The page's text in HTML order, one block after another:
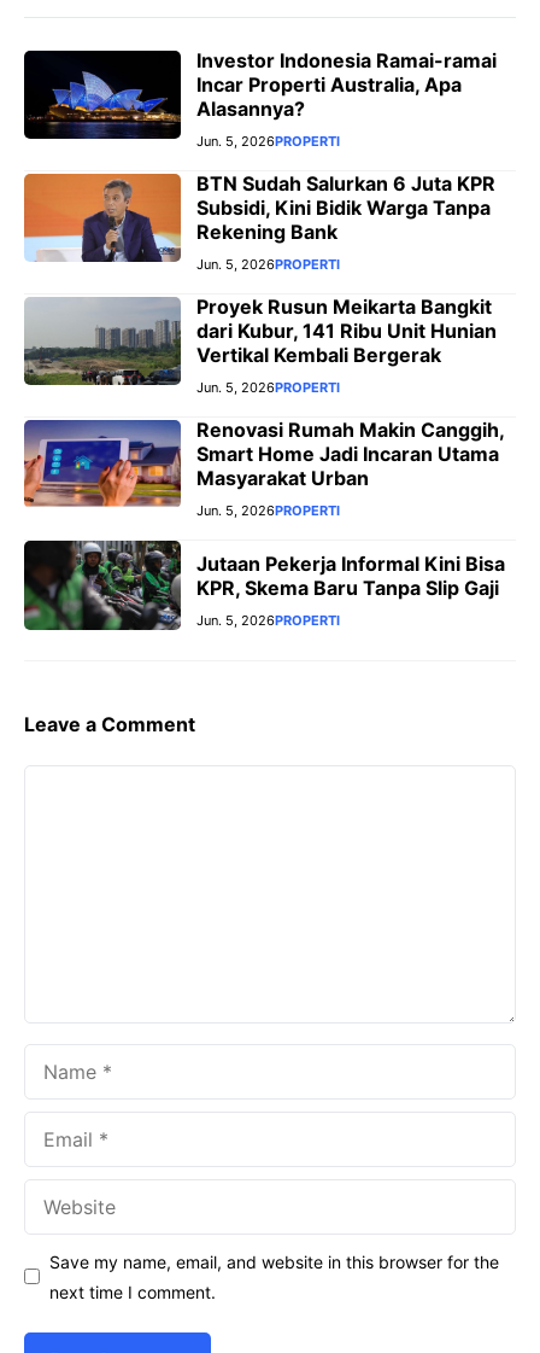
Investor Indonesia Ramai-ramai
Incar Properti Australia, Apa
Alasannya?
Jun. 5, 2026PROPERTI
BTN Sudah Salurkan 6 Juta KPR
Subsidi, Kini Bidik Warga Tanpa
Rekening Bank
Jun. 5, 2026PROPERTI
Proyek Rusun Meikarta Bangkit
dari Kubur, 141 Ribu Unit Hunian
Vertikal Kembali Bergerak
Jun. 5, 2026PROPERTI
Renovasi Rumah Makin Canggih,
Smart Home Jadi Incaran Utama
Masyarakat Urban
Jun. 5, 2026PROPERTI
Jutaan Pekerja Informal Kini Bisa
KPR, Skema Baru Tanpa Slip Gaji
Jun. 5, 2026PROPERTI
Leave a Comment
Save my name, email, and website in this browser for the
next time I comment.